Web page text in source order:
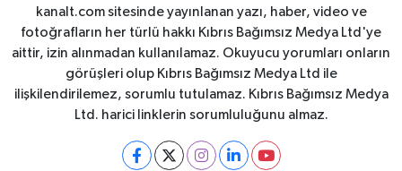
kanalt.com sitesinde yayınlanan yazı, haber, video ve
fotoğrafların her türlü hakkı Kıbrıs Bağımsız Medya Ltd'ye
aittir, izin alınmadan kullanılamaz. Okuyucu yorumları onların
görüşleri olup Kıbrıs Bağımsız Medya Ltd ile
ilişkilendirilemez, sorumlu tutulamaz. Kıbrıs Bağımsız Medya
Ltd. harici linklerin sorumluluğunu almaz.